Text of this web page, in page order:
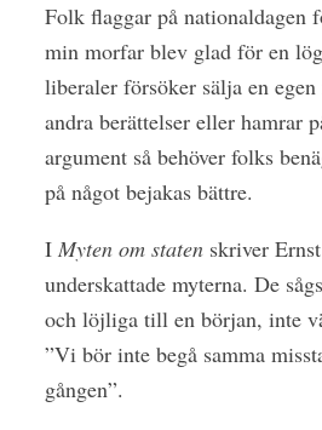
Folk flaggar på nationaldagen
min morfar blev glad för en
liberaler försöker sälja en
andra berättelser eller hamrar
argument så behöver folks
på något bejakas bättre.
I Myten om statenskriver
underskattade myterna. De
och löjliga till en början, inte
”Vi bör inte begå samma
gången”.